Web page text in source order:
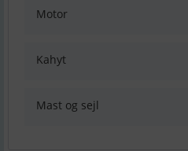
Motor
Kahyt
Mast og sejl